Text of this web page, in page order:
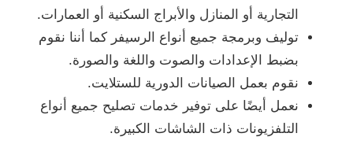
التجارية أو المنازل والأبراج السكنية أو العمارات.
توليف وبرمجة جميع أنواع الرسيفر كما أننا نقوم
بضبط الإعدادات والصوت واللغة والصورة.
نقوم بعمل الصيانات الدورية للستلايت.
نعمل أيضًا على توفير خدمات تصليح جميع أنواع
التلفزيونات ذات الشاشات الكبيرة.